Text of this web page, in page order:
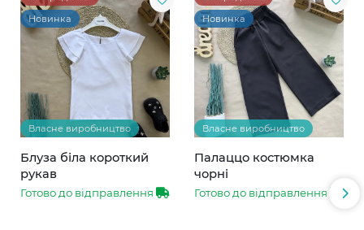
Новинка
Власне виробництво
Блуза біла короткий
рукав
Готово до відправлення
Новинка
Власне виробництво
Палаццо костюмка
чорні
Готово до відправлення